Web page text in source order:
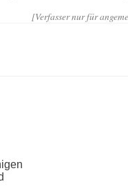
[Verfasser nur für